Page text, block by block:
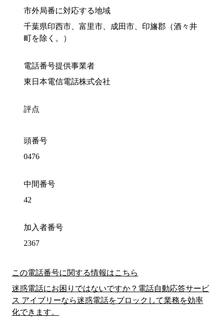
市外局番に対応する地域
千葉県印西市、富里市、成田市、印旛郡（酒々井
町を除く。）
電話番号提供事業者
東日本電信電話株式会社
評点
頭番号
0476
中間番号
42
加入者番号
2367
この電話番号に関する情報はこちら
迷惑電話にお困りではないですか？電話自動応答サービ
ス アイブリーなら迷惑電話をブロックして業務を効率
化できます。